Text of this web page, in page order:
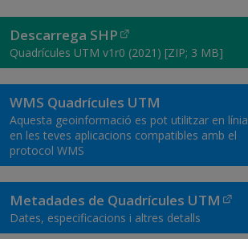
Descarrega SHP
Quadrícules UTM v1r0 (2021) [ZIP; 3 MB]
WMS Quadrícules UTM
Aquesta geoinformació es pot utilitzar en línia
en les teves aplicacions compatibles amb el
protocol WMS
Metadades de Quadrícules UTM
Dates, especificacions i altres detalls